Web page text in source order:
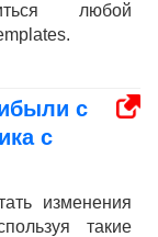
любой
с
с
изменения
такие